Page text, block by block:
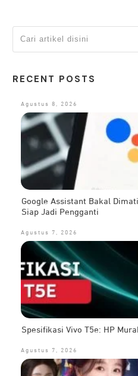
RECENT POSTS
Agustus 8, 2026
Google Assistant Bakal
Siap Jadi Pengganti
Agustus 7, 2026
Spesifikasi Vivo T5e: HP
Agustus 7, 2026